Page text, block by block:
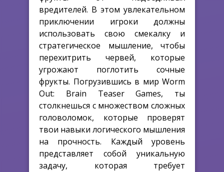
вредителей. В этом увлекательном
приключении игроки должны
использовать свою смекалку и
стратегическое мышление, чтобы
перехитрить червей, которые
угрожают поглотить сочные
фрукты. Погрузившись в мир Worm
Out: Brain Teaser Games, ты
столкнешься с множеством сложных
головоломок, которые проверят
твои навыки логического мышления
на прочность. Каждый уровень
представляет собой уникальную
задачу, которая требует